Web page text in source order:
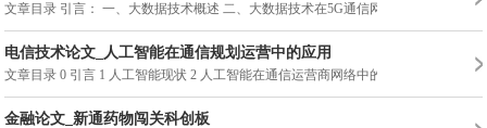
文章目录 引言： 一、大数据技术概述 二、大数据技术在5G通信网络
电信技术论文_人工智能在通信规划运营中的应用
文章目录 0 引言 1 人工智能现状 2 人工智能在通信运营商网络中的应
金融论文_新通药物闯关科创板